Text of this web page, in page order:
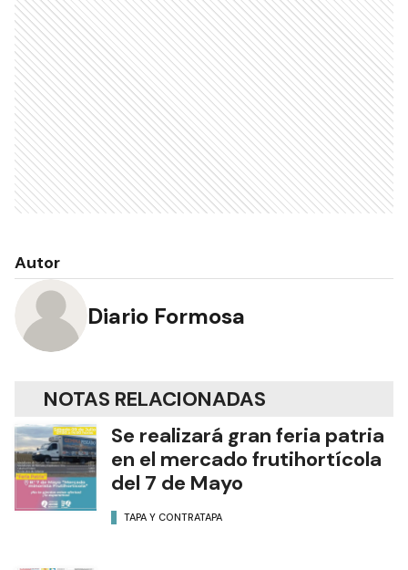
Autor
Diario Formosa
NOTAS RELACIONADAS
Se realizará gran feria patria
en el mercado frutihortícola
del 7 de Mayo
TAPA Y CONTRATAPA